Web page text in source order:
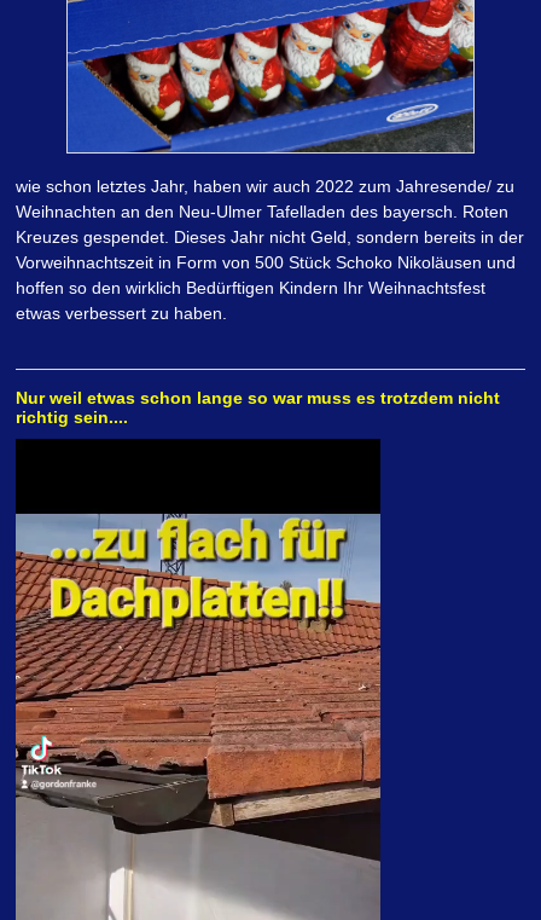
wie schon letztes Jahr, haben wir auch 2022 zum Jahresende/ zu
Weihnachten an den Neu-Ulmer Tafelladen des bayersch. Roten
Kreuzes gespendet. Dieses Jahr nicht Geld, sondern bereits in der
Vorweihnachtszeit in Form von 500 Stück Schoko Nikoläusen und
hoffen so den wirklich Bedürftigen Kindern Ihr Weihnachtsfest
etwas verbessert zu haben.
Nur weil etwas schon lange so war muss es trotzdem nicht
richtig sein....